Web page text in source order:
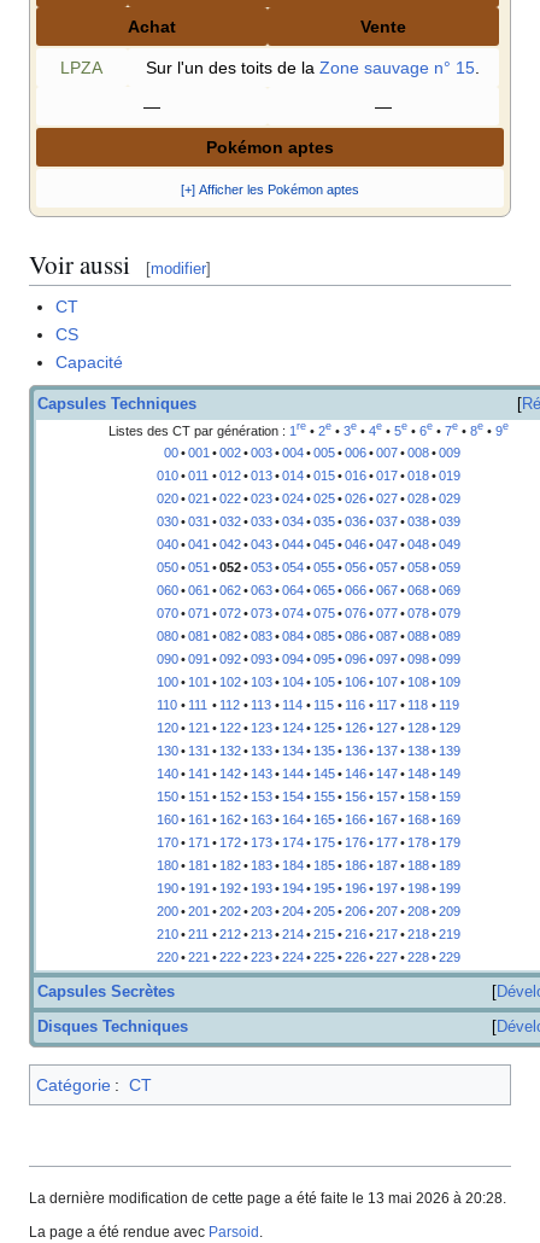
Achat
Vente
LPZA Sur l'un des toits de laZone sauvage n° 15.
—
—
Pokémon aptes
[+] Afficher les Pokémon aptes
Voir aussi [modifier]
CT
CS
Capacité
Capsules Techniques
Listes des CT par génération : 1re • 2e • 3e • 4e • 5e • 6e • 7e • 8e • 9e
00•001•002•003•004•005•006•007•008•009
010•011 •012•013•014•015•016•017•018•019
020•021•022•023•024•025•026•027•028•029
030•031•032•033•034•035•036•037•038•039
040•041•042•043•044•045•046•047•048•049
050•051•052•053•054•055•056•057•058•059
060•061•062•063•064•065•066•067•068•069
070•071•072•073•074•075•076•077•078•079
080•081•082•083•084•085•086•087•088•089
090•091•092•093•094•095•096•097•098•099
100•101•102•103•104•105•106•107•108•109
110 •111 •112 •113 •114 •115 •116 •117 •118 •119
120•121•122•123•124•125•126•127•128•129
130•131•132•133•134•135•136•137•138•139
140•141•142•143•144•145•146•147•148•149
150•151•152•153•154•155•156•157•158•159
160•161•162•163•164•165•166•167•168•169
170•171•172•173•174•175•176•177•178•179
180•181•182•183•184•185•186•187•188•189
190•191•192•193•194•195•196•197•198•199
200•201•202•203•204•205•206•207•208•209
210•211 •212•213•214•215•216•217•218•219
220•221•222•223•224•225•226•227•228•229
Capsules Secrètes
Disques Techniques
Catégorie : CT
La dernière modification de cette page a été faite le 13 mai 2026 à 20:28.
La page a été rendue avec Parsoid .